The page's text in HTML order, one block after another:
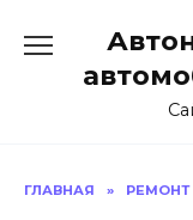
содержанию
ГЛАВНАЯ » РЕМОНТ